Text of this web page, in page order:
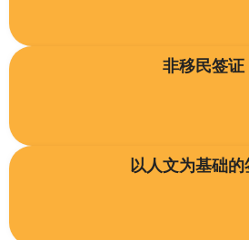
非移民签证
以人文为基础的